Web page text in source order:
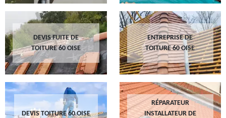
DEVIS FUITE DE
TOITURE 60 OISE
ENTREPRISE DE
TOITURE 60 OISE
DEVIS TOITURE 60 OISE
RÉPARATEUR
INSTALLATEUR DE